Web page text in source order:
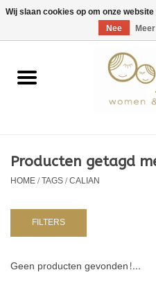
EUR/GBP/USD
Home
Kids
NURSERY / TABLEWARE
Producten getagd
HOME/TAGS/CALIAN
FILTERS
Geen producten gevonden!...
Wij slaan cookies op om onze
Nee